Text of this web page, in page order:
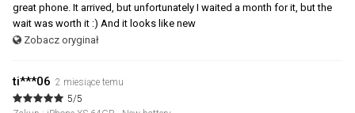
great phone. It arrived, but unfortunately I waited a month for it, but the
wait was worth it :) And it looks like new
Zobacz oryginał
ti***06 2 miesiące temu
5/5